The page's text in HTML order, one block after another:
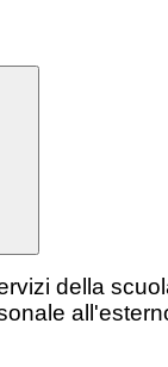
della